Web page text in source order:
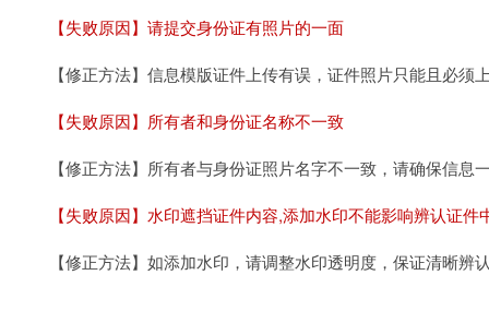
【失败原因】请提交身份证有照片的一面
【修正方法】信息模版证件上传有误，证件照片只能且必
【失败原因】所有者和身份证名称不一致
【修正方法】所有者与身份证照片名字不一致，请确保信息
【失败原因】水印遮挡证件内容,添加水印不能影响辨认证件
【修正方法】如添加水印，请调整水印透明度，保证清晰辨